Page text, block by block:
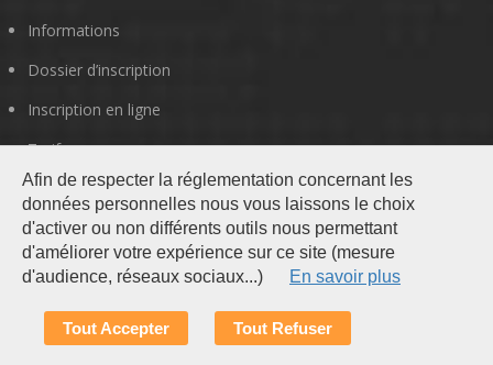
Informations
Dossier d’inscription
Inscription en ligne
Tarifs
Afin de respecter la réglementation concernant les
données personnelles nous vous laissons le choix
d'activer ou non différents outils nous permettant
d'améliorer votre expérience sur ce site (mesure
d'audience, réseaux sociaux...)
En savoir plus
Tout Accepter Tout Refuser